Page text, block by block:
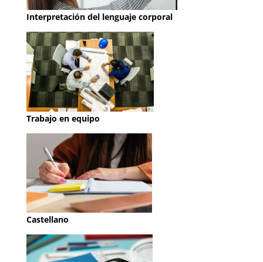
Interpretación del lenguaje corporal
Trabajo en equipo
Castellano